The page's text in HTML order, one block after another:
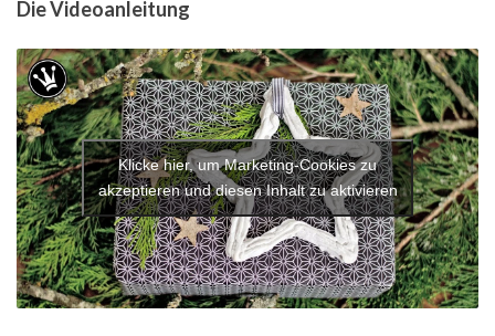
Die Videoanleitung
Klicke hier, um Marketing-Cookies zu
akzeptieren und diesen Inhalt zu aktivieren